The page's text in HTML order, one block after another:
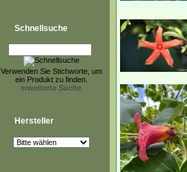
Schnellsuche
Verwenden Sie Stichworte, um
ein Produkt zu finden.
erweiterte Suche
Hersteller